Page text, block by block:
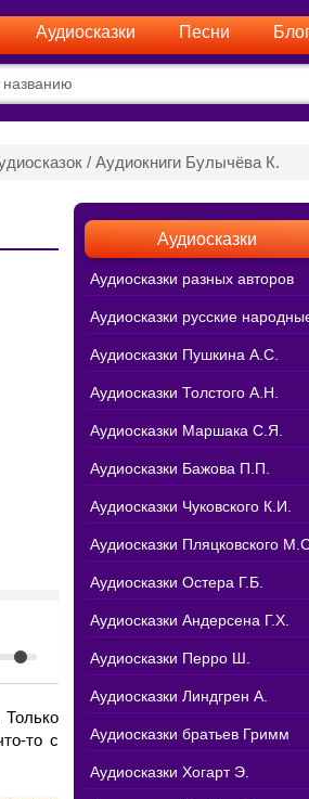
Аудиосказки Песни
/ Аудиокниги Булычёва К.
то с
Аудиосказки
Аудиосказки разных авторов
Аудиосказки русские
Аудиосказки Пушкина А.С.
Аудиосказки Толстого А.Н.
Аудиосказки Маршака С.Я.
Аудиосказки Бажова П.П.
Аудиосказки Чуковского К.И.
Аудиосказки Пляцковского
Аудиосказки Остера Г.Б.
Аудиосказки Андерсена Г.Х.
Аудиосказки Перро Ш.
Аудиосказки Линдгрен А.
Аудиосказки братьев Гримм
Аудиосказки Хогарт Э.